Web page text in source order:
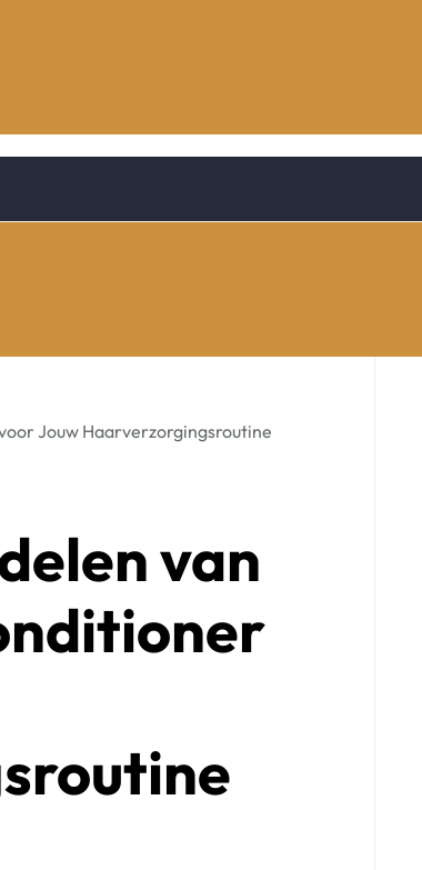
Jouw Haarverzorgingsroutine
van